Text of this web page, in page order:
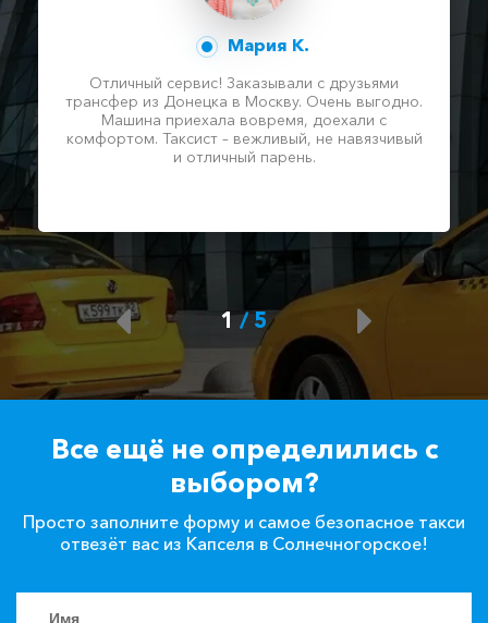
Мария К.
Отличный сервис! Заказывали с друзьями
трансфер из Донецка в Москву. Очень выгодно.
Машина приехала вовремя, доехали с
комфортом. Таксист – вежливый, не навязчивый
и отличный парень.
1/ 5
Все ещё не определились с
выбором?
Просто заполните форму и самое безопасное такси
отвезёт вас из Капселя в Солнечногорское!